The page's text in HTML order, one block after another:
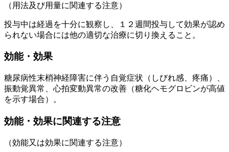
（用法及び用量に関連する注意）
投与中は経過を十分に観察し、１２週間投与して効果が認め
られない場合には他の適切な治療に切り換えること。
効能・効果
糖尿病性末梢神経障害に伴う自覚症状（しびれ感、疼痛）、
振動覚異常、心拍変動異常の改善（糖化ヘモグロビンが高値
を示す場合）。
効能・効果に関連する注意
（効能又は効果に関連する注意）